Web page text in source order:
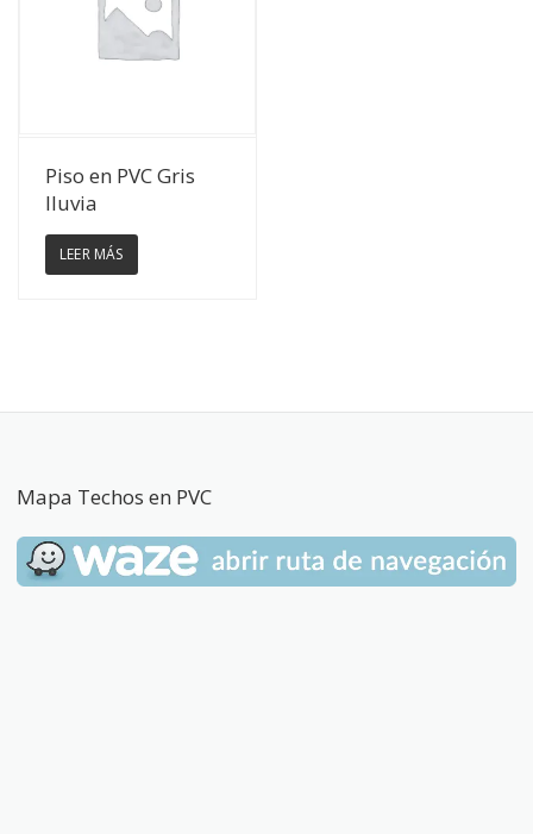
Ver Detalles
Piso en PVC Gris
lluvia
LEER MÁS
Mapa Techos en PVC